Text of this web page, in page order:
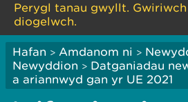
Perygl tanau gwyllt.
diogelwch.
Hafan > Amdanom ni >
Newyddion > Datganiadau
a ariannwyd gan yr UE 2021